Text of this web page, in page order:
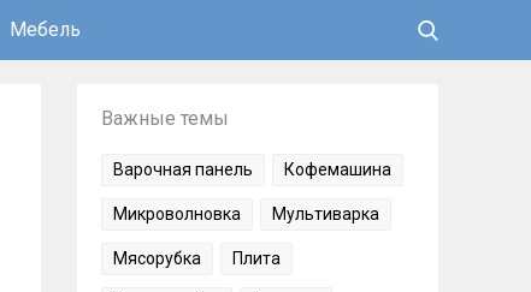
Мебель
Важные темы
Варочная панель Кофемашина
Микроволновка Мультиварка
Мясорубка Плита